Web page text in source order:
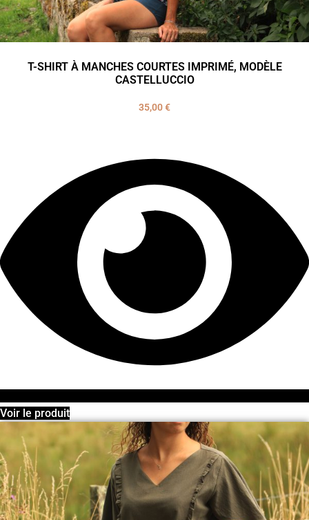
T-SHIRT À MANCHES COURTES IMPRIMÉ, MODÈLE
CASTELLUCCIO
35,00€
Voir le produit